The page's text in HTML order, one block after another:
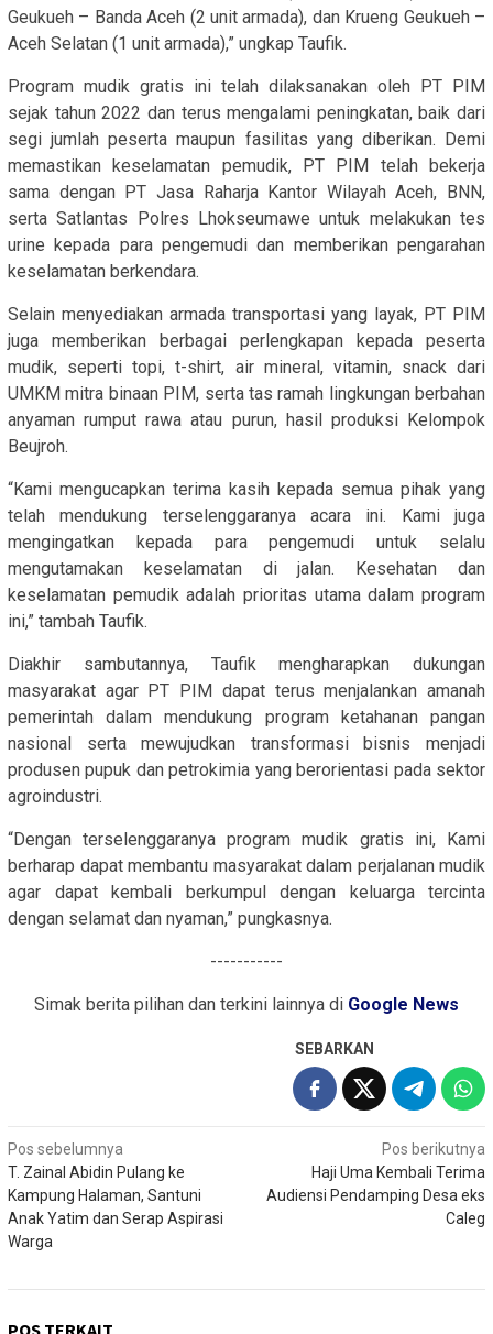
Geukueh – Banda Aceh (2 unit armada), dan Krueng Geukueh –
Aceh Selatan (1 unit armada),” ungkap Taufik.
Program mudik gratis ini telah dilaksanakan oleh PT PIM
sejak tahun 2022 dan terus mengalami peningkatan, baik dari
segi jumlah peserta maupun fasilitas yang diberikan. Demi
memastikan keselamatan pemudik, PT PIM telah bekerja
sama dengan PT Jasa Raharja Kantor Wilayah Aceh, BNN,
serta Satlantas Polres Lhokseumawe untuk melakukan tes
urine kepada para pengemudi dan memberikan pengarahan
keselamatan berkendara.
Selain menyediakan armada transportasi yang layak, PT PIM
juga memberikan berbagai perlengkapan kepada peserta
mudik, seperti topi, t-shirt, air mineral, vitamin, snack dari
UMKM mitra binaan PIM, serta tas ramah lingkungan berbahan
anyaman rumput rawa atau purun, hasil produksi Kelompok
Beujroh.
“Kami mengucapkan terima kasih kepada semua pihak yang
telah mendukung terselenggaranya acara ini. Kami juga
mengingatkan kepada para pengemudi untuk selalu
mengutamakan keselamatan di jalan. Kesehatan dan
keselamatan pemudik adalah prioritas utama dalam program
ini,” tambah Taufik.
Diakhir sambutannya, Taufik mengharapkan dukungan
masyarakat agar PT PIM dapat terus menjalankan amanah
pemerintah dalam mendukung program ketahanan pangan
nasional serta mewujudkan transformasi bisnis menjadi
produsen pupuk dan petrokimia yang berorientasi pada sektor
agroindustri.
“Dengan terselenggaranya program mudik gratis ini, Kami
berharap dapat membantu masyarakat dalam perjalanan mudik
agar dapat kembali berkumpul dengan keluarga tercinta
dengan selamat dan nyaman,” pungkasnya.
-----------
Simak berita pilihan dan terkini lainnya di Google News
SEBARKAN
Navigasi
pos
Pos sebelumnya
T. Zainal Abidin Pulang ke
Kampung Halaman, Santuni
Anak Yatim dan Serap Aspirasi
Warga
Pos berikutnya
Haji Uma Kembali Terima
Audiensi Pendamping Desa eks
Caleg
POS TERKAIT